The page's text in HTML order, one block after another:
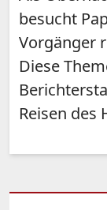
besucht
Vorgänger
Diese
Reisen des